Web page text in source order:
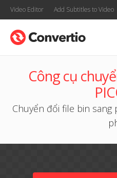
Video Editor Add Subtitles to Video
Công cụ
Chuyển đổi file bin